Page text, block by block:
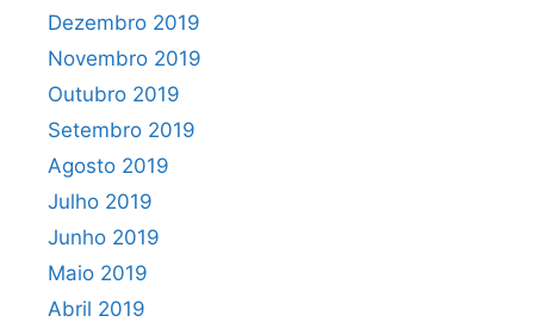
Dezembro 2019
Novembro 2019
Outubro 2019
Setembro 2019
Agosto 2019
Julho 2019
Junho 2019
Maio 2019
Abril 2019